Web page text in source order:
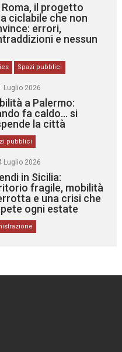
Roma, il progetto
ciclabile che non
errori,
e nessun
Spazi pubblici
Luglio 2026
a Palermo:
fa caldo… si
la città
pubblici
Luglio 2026
in Sicilia:
fragile, mobilità
e una crisi che
ogni estate